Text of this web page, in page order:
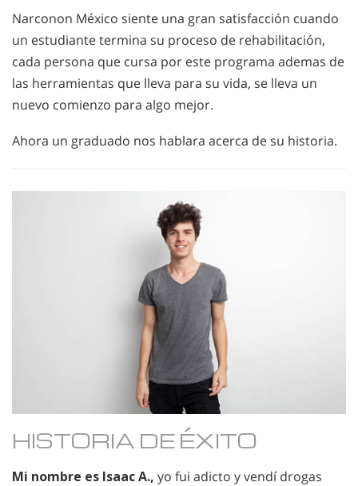
Narconon México siente una gran satisfacción cuando
un estudiante termina su proceso de rehabilitación,
cada persona que cursa por este programa ademas de
las herramientas que lleva para su vida, se lleva un
nuevo comienzo para algo mejor.
Ahora un graduado nos hablara acerca de su historia.
HISTORIA DE ÉXITO
Mi nombre es Isaac A., yo fui adicto y vendí drogas